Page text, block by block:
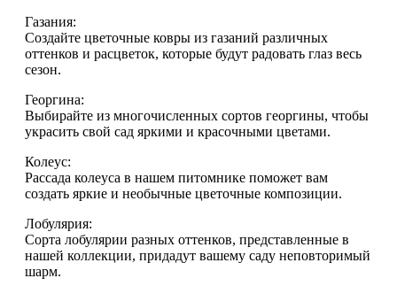
Газания:
Создайте цветочные ковры из газаний различных
оттенков и расцветок, которые будут радовать глаз весь
сезон.
Георгина:
Выбирайте из многочисленных сортов георгины, чтобы
украсить свой сад яркими и красочными цветами.
Колеус:
Рассада колеуса в нашем питомнике поможет вам
создать яркие и необычные цветочные композиции.
Лобулярия:
Сорта лобулярии разных оттенков, представленные в
нашей коллекции, придадут вашему саду неповторимый
шарм.